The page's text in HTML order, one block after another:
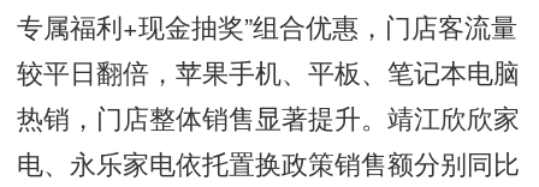
专属福利+现金抽奖”组合优惠，门店客流量
较平日翻倍，苹果手机、平板、笔记本电脑
热销，门店整体销售显著提升。靖江欣欣家
电、永乐家电依托置换政策销售额分别同比